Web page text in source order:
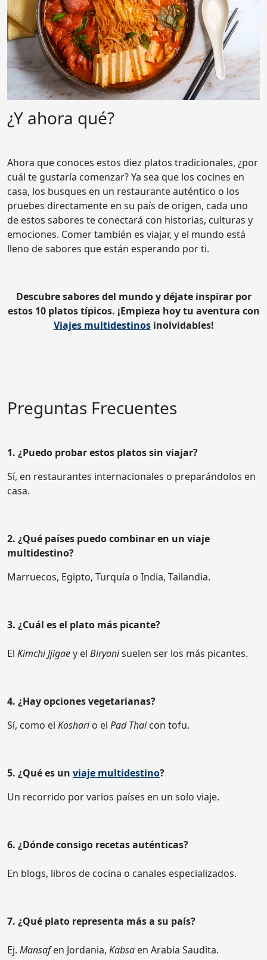
¿Y ahora qué?
Ahora que conoces estos diez platos tradicionales, ¿por
cuál te gustaría comenzar? Ya sea que los cocines en
casa, los busques en un restaurante auténtico o los
pruebes directamente en su país de origen, cada uno
de estos sabores te conectará con historias, culturas y
emociones. Comer también es viajar, y el mundo está
lleno de sabores que están esperando por ti.
Descubre sabores del mundo y déjate inspirar por
estos 10 platos típicos. ¡Empieza hoy tu aventura con
Viajes multidestinosinolvidables!
Preguntas Frecuentes
1. ¿Puedo probar estos platos sin viajar?
Sí, en restaurantes internacionales o preparándolos en
casa.
2. ¿Qué países puedo combinar en un viaje
multidestino?
Marruecos, Egipto, Turquía o India, Tailandia.
3. ¿Cuál es el plato más picante?
El Kimchi Jjigaey el Biryanisuelen ser los más picantes.
4. ¿Hay opciones vegetarianas?
Sí, como el Koshario el Pad Thaicon tofu.
5. ¿Qué es un viaje multidestino?
Un recorrido por varios países en un solo viaje.
6. ¿Dónde consigo recetas auténticas?
En blogs, libros de cocina o canales especializados.
7. ¿Qué plato representa más a su país?
Ej. Mansafen Jordania, Kabsa en Arabia Saudita.